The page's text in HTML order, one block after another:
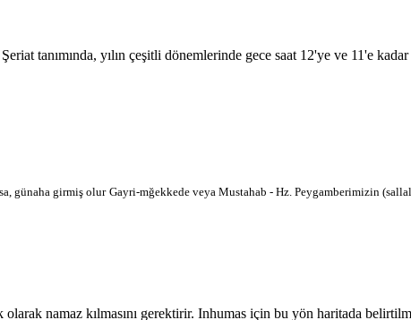
tanımında, yılın çeşitli dönemlerinde gece saat 12'ye ve 11'e
günaha girmiş olur Gayri-mğekkede veya Mustahab - Hz. Peygamberimizin
namaz kılmasını gerektirir. Inhumas için bu yön haritada